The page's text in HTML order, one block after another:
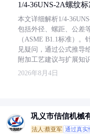
1/4-36UNS-2A螺纹
本文详细解析1/4-
包括外径、螺距、公差
（ASME B1.1标准）。
见疑问，通过公式推导
附加工艺建议与扩展知识
2026年8月4日
巩义市佶信机械
法人:蔡亚军 通过真实